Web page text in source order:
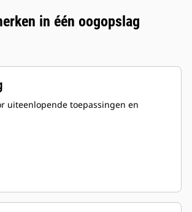
in één oogopslag
uiteenlopende toepassingen en